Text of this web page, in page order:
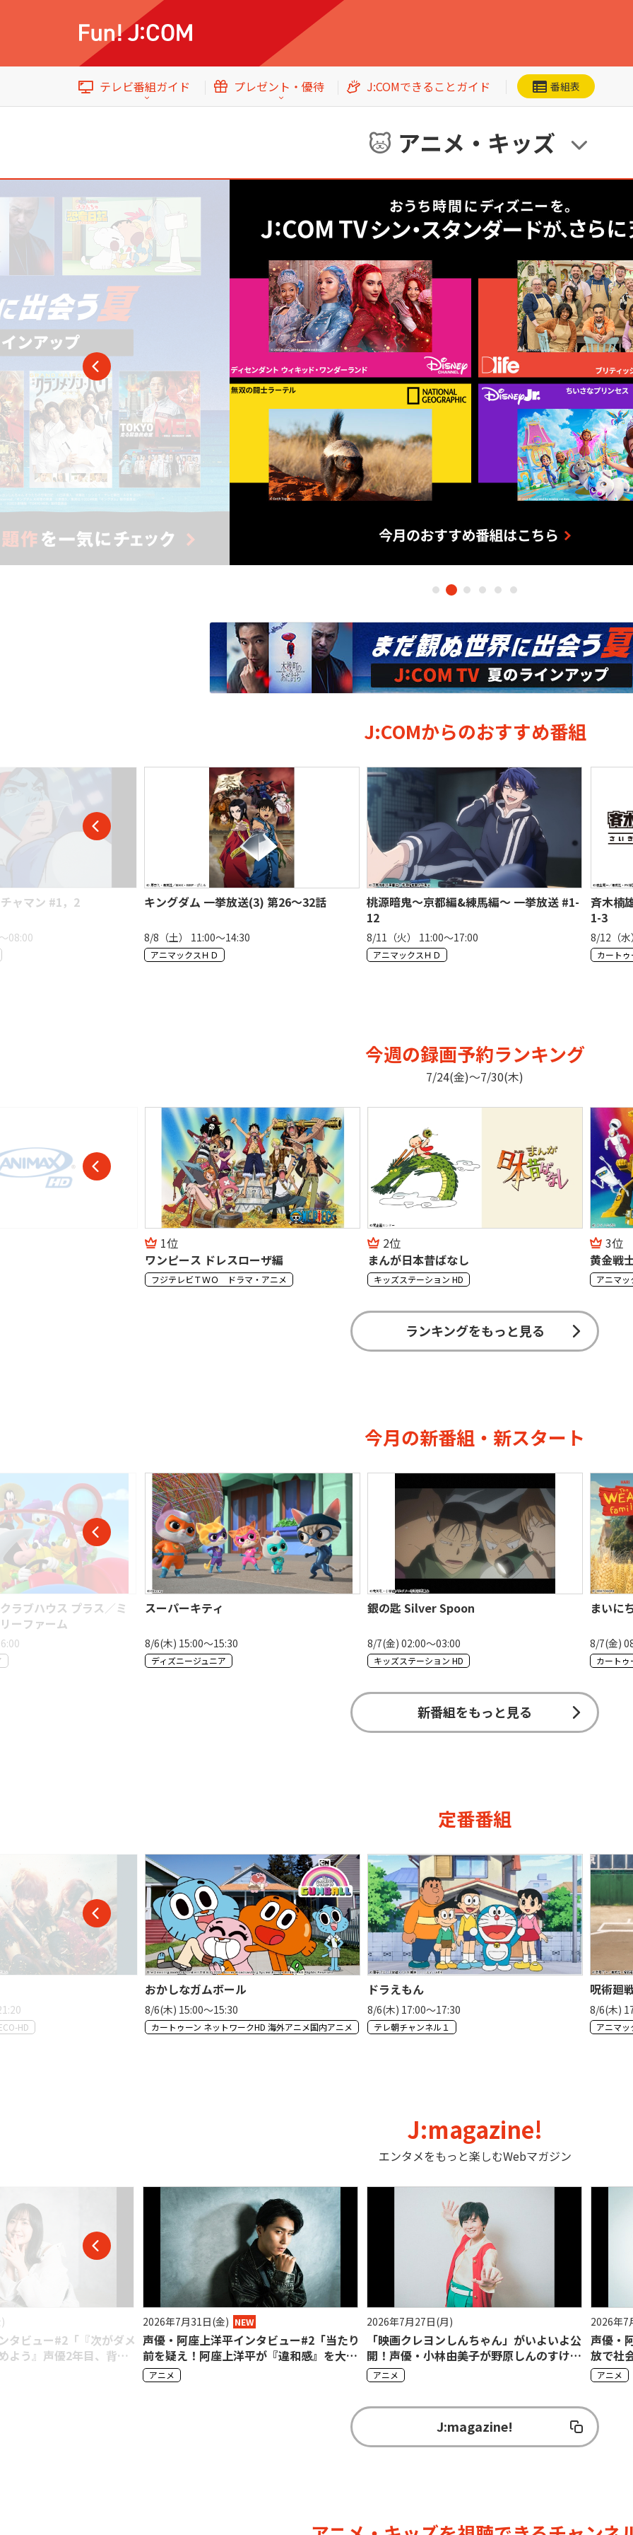
テレビ番組ガイド プレゼント・優待 J:COMできることガイド 番組表
国内ドラマ アジアドラマ スポーツ
ドキュメンタリー・ホビー
テレビ番組ガイド CS番組一覧 ネット動画
エンタメをもっと楽しむWebマガジン
番組ジャンル
洋画 邦画 海外ドラマ 国内ドラマ
アジ
アニメ・キッズ
音楽 エンタメ・ ドキュメ
地域メディア
イベント・プレゼント 加入者優待
アニメ・キッズ
番組 洋画 邦画
エンタメ・バラエティ ドキュメンタリー・ホビー
J:COMからのおすすめ番組
放送(3) 第26〜32話
14:30
桃源暗鬼〜京都編&練馬編〜 一挙放送 #1-
8/11（火） 11:00〜17:00
アニマックスＨＤ
斉木楠雄のΨ難 第2期 <チャンネル初> ＃
1-3
8/12（水） 09:00〜10:30
カートゥーン ネットワークHD 海外アニメ国内アニメ
【一
の大
8/14（
今週の録画予約ランキング
7/24(金)〜7/30(木)
1位
ワンピース ドレスローザ編
フジテレビＴＷＯ ドラマ・アニメ
2位
まんが日本昔ばなし
キッズステーション HD
3位
黄金戦
アニマ
ランキングをもっと見る
今月の新番組・新スタート
ラブハウス プラス／ミ
ーファーム
スーパーキティ
8/6(木) 15:00〜15:30
ディズニージュニア
銀の匙 Silver Spoon
8/7(金) 02:00〜03:00
キッズステーション HD
まいに
8/7(金)
カートゥ
新番組をもっと見る
定番番組
HD
おかしなガムボール
8/6(木) 15:00〜15:30
カートゥーン ネットワークHD 海外アニメ国内アニメ
ドラえもん
8/6(木) 17:00〜17:30
テレ朝チャンネル１
呪術廻
8/6(木)
アニマ
J:magazine!
エンタメをもっと楽しむWebマガジン
インタビュー#2「当たり
洋平が『違和感』を大切
2026年7月27日(月)
「映画クレヨンしんちゃん」がいよいよ公
開！声優・小林由美子が野原しんのすけの
役作りの秘密を明かす
アニメ
2026年7月24日(金)
声優・阿座上洋平インタビュー#1「自由奔
放で社会性のなかった少年が表現者に変わ
るまで」
アニメ
2026年7
アニメ
とする
アニメ
J:magazine!